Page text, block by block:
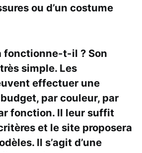
ou d’un costume
fonctionne-t-il ? Son
simple. Les
effectuer une
par couleur, par
fonction. Il leur suffit
et le site proposera
Il s’agit d’une